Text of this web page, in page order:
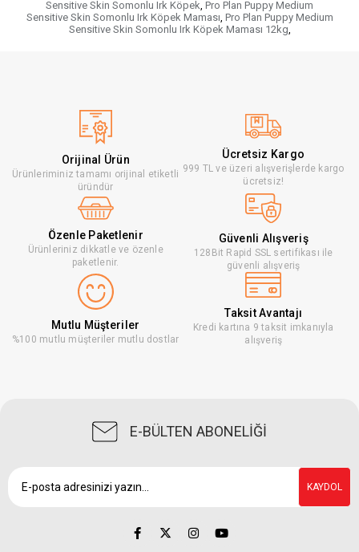
Sensitive Skin Somonlu Irk Köpek Pro Plan Puppy Medium
Sensitive Skin Somonlu Irk Köpek Maması Pro Plan Puppy Medium
Sensitive Skin Somonlu Irk Köpek Maması 12kg
Orijinal Ürün
Ürünleriminiz tamamı orijinal etiketli
üründür
Ücretsiz Kargo
999 TL ve üzeri alışverişlerde kargo
ücretsiz!
Özenle Paketlenir
Ürünleriniz dikkatle ve özenle
paketlenir.
Güvenli Alışveriş
128Bit Rapid SSL sertifikası ile
güvenli alışveriş
Mutlu Müşteriler
%100 mutlu müşteriler mutlu dostlar
Taksit Avantajı
Kredi kartına 9 taksit imkanıyla
alışveriş
E-BÜLTEN ABONELİĞİ
KAYDOL